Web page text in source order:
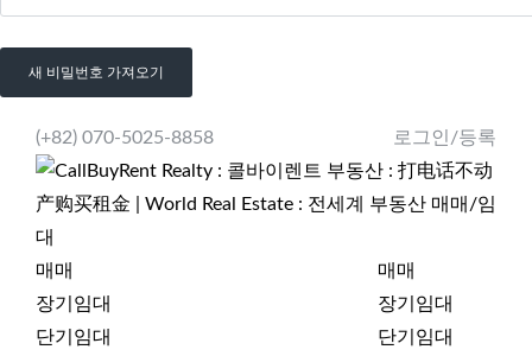
(+82) 070-5025-8858 로그인/등록
매매
장기임대
단기임대
매매
장기임대
단기임대